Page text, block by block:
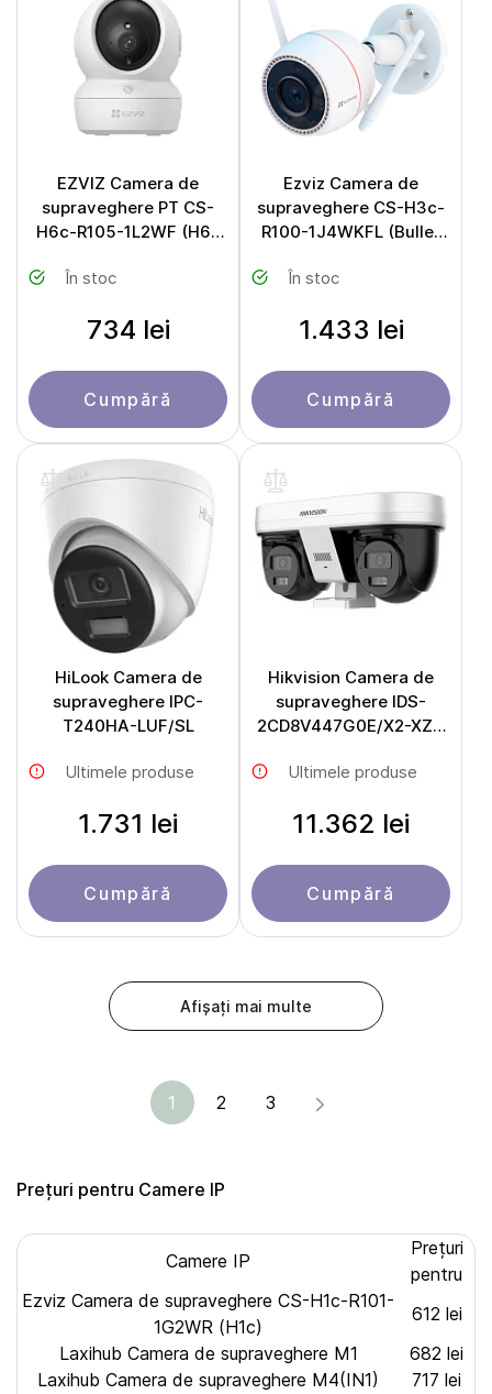
EZVIZ Camera de
supraveghere PT CS-
H6c-R105-1L2WF (H6c
În stoc
734 lei
Cumpără
Ezviz Camera de
supraveghere CS-H3c-
R100-1J4WKFL (Bullet
În stoc
1.433 lei
Cumpără
HiLook Camera de
supraveghere IPC-
T240HA-LUF/SL
Ultimele produse
1.731 lei
Cumpără
Hikvision Camera de
supraveghere IDS-
2CD8V447G0E/X2-XZS
Ultimele produse
11.362 lei
Cumpără
Afișați mai multe
1 2 3
Prețuri pentru Camere IP
Camere IP
Prețuri
pentru
Ezviz Camera de supraveghere CS-H1c-R101-
1G2WR (H1c)
612 lei
Laxihub Camera de supraveghere M1
682 lei
Laxihub Camera de supraveghere M4(IN1)
717 lei